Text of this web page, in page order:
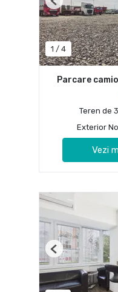
1 / 4
Previous
Parcare
Teren de
Exterior
Vezi
Previous